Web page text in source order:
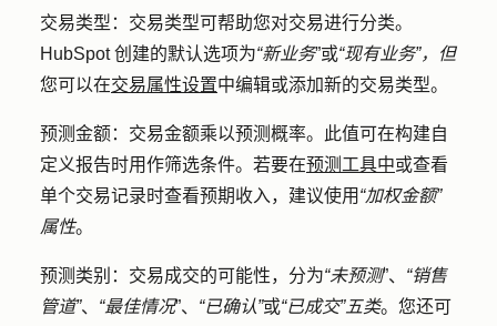
交易类型： 交易类型可帮助您对交易进行分类。
HubSpot 创建的默认选项为“新业务”或“现有业务”，但
您可以在交易属性设置中编辑或添加新的交易类型。
预测金额： 交易金额乘以预测概率。此值可在构建自
定义报告时用作筛选条件。若要在预测工具中或查看
单个交易记录时查看预期收入，建议使用 “加权金额”
属性。
预测类别： 交易成交的可能性，分为“未预测”、 “销售
管道”、 “最佳情况”、 “已确认”或“已成交”五类。您还可